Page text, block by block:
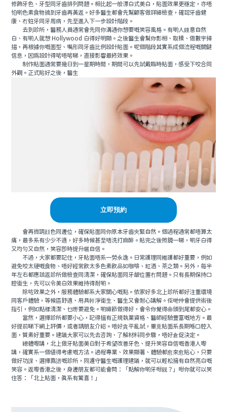
修飾牙色、牙型同牙齒排列問題。相比起一般漂白式美白，貼面效果更穩定，亦唔
怕啲色素食物搞到牙齒再黃返。好多醫生都會先幫顧客做詳細檢查，確認牙齒健
康、冇蛀牙同牙周病，先至進入下一步設計階段。
去到診所，醫務人員通常會先同你溝通你想要嘅笑容風格。有啲人鍾意自然
白、有啲人就想 Hollywood 白得好明顯。之後醫生會幫你影相、取模、做數字掃
描，再根據你嘅面型、嘴形同牙齒比例設計貼面。呢個階段其實系成個流程嘅關鍵
信息，因爲設計得啱唔啱睇，直接影響最終效果。
制作貼面通常要幾日到一星期時間，期間可以先試戴臨時貼面，感受下咬合同
外觀。正式貼好之後，醫生
立即預約
會再微調顔色同邊位，確保貼面同你原本牙齒夾緊自然。個過程通常都唔算太
痛，最多系有少少不適，好多時候甚至唔洗打麻醉。貼完之後照鏡一睇，啲牙白得
又均勻又自然，笑容即時提升曬自信。
不過，大家都要記住，牙貼面唔系一勞永逸。日常護理同維護都好重要，例如
避免咬太硬嘅食物、唔好經常飲太多色素飲品如咖啡、紅酒、茶之類。另外，每半
年左右都應該返診所做檢查同清潔，確保貼面同牙龈位置冇問題。只有長期保持口
腔衛生，先可以令美白效果維持得耐啲。
除咗效果之外，服務體驗都系大家關心嘅點。依家好多北上診所都好注重環境
同客戶體驗，等候區舒適、用具幹淨衛生、醫生又會耐心講解。佢哋仲會提供術後
指引，例如點樣清潔、乜嘢要避免。啲細節做得好，會令你覺得由頭到尾都安心。
當然，選擇診所都要小心，記得搵有正規執業資格、醫師經驗豐富嘅地方。最
好提前睇下網上評價，或者請朋友介紹。唔好貪平亂試，畢竟貼面系長期喺口腔入
面，質素好重要。建議大家可以先去咨詢、了解材料同步驟，唔好倉促決定。
總體嚟講，北上做牙貼面美白對于希望改善牙色、提升笑容自信嘅香港人嚟
講，確實系一個值得考慮嘅方法。過程專業、效果顯著、體驗都愈來愈貼心，只要
做好功課、選擇靠譜嘅診所，同遵守醫生嘅護理建議，就可以輕松擁有自然亮白嘅
笑容。返嚟香港之後，身邊朋友都可能會問：「點解你啲牙咁靓？」咁你就可以笑
住答：「北上貼面，真系有驚喜！」